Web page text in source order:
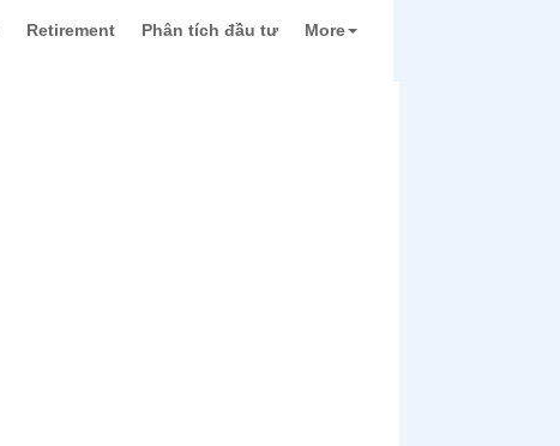
Retirement Phân tích đầu tư More